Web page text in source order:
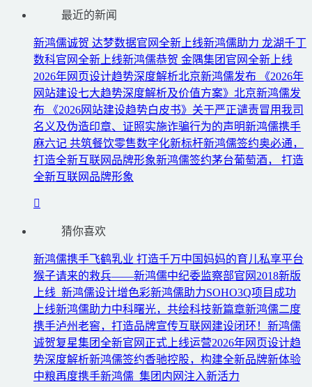
最近的新闻
新鸿儒诚贺 达梦数据官网全新上线新鸿儒助力 龙湖千丁
数科官网全新上线新鸿儒恭贺 金隅集团官网全新上线
2026年网页设计趋势深度解析北京新鸿儒发布 《2026年
网站建设七大趋势深度解析及价值方案》 北京新鸿儒发
布 《2026网站建设趋势白皮书》 关于严正谴责冒用我司
名义及伪造印章、证照实施诈骗行为的声明新鸿儒携手
麻六记 共筑餐饮零售数字化新标杆新鸿儒签约奥必通，
打造全新互联网品牌形象新鸿儒签约茅台葡萄酒， 打造
全新互联网品牌形象
猜你喜欢
新鸿儒携手飞鹤乳业 打造千万中国妈妈的育儿私享平台
猴子请来的救兵——新鸿儒中纪委监察部官网2018新版
上线 新鸿儒设计增色彩新鸿儒助力SOHO3Q项目成功
上线新鸿儒助力中科曙光，共绘科技新篇章新鸿儒二度
携手泸州老窖，打造品牌宣传互联网建设闭环！ 新鸿儒
诚贺复星集团全新官网正式上线运营2026年网页设计趋
势深度解析新鸿儒签约香驰控股，构建全新品牌新体验
中粮再度携手新鸿儒 集团内网注入新活力